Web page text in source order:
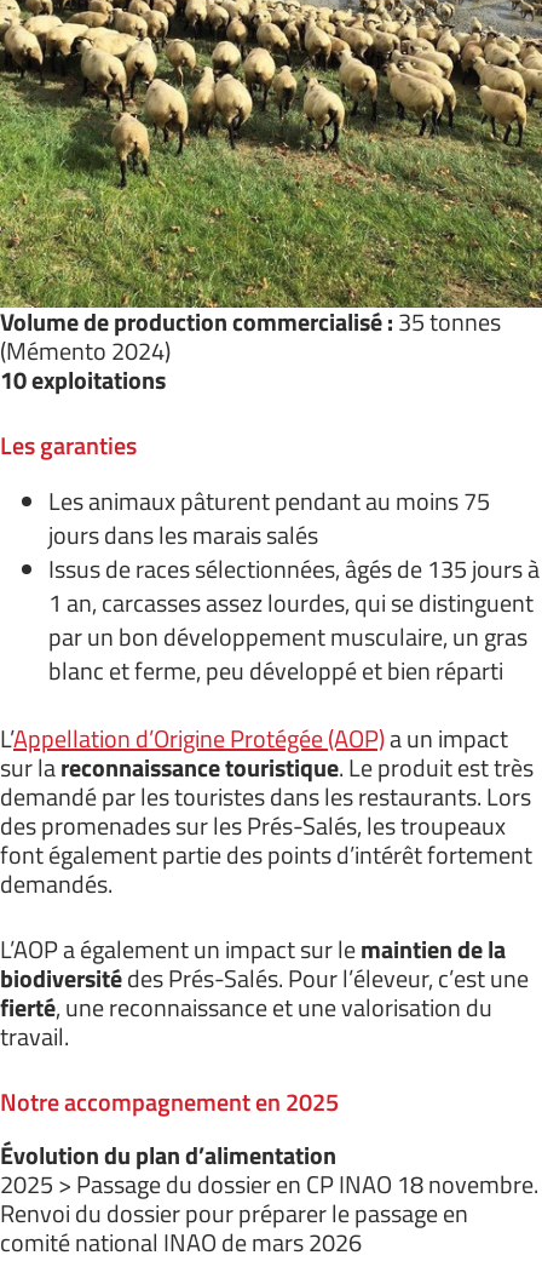
Volume de production commercialisé :35 tonnes
(Mémento 2024)
10 exploitations
Les garanties
Les animaux pâturent pendant au moins 75
jours dans les marais salés
Issus de races sélectionnées, âgés de 135 jours à
1 an, carcasses assez lourdes, qui se distinguent
par un bon développement musculaire, un gras
blanc et ferme, peu développé et bien réparti
L’Appellation d’Origine Protégée (AOP)a un impact
sur lareconnaissance touristique. Le produit est très
demandé par les touristes dans les restaurants. Lors
des promenades sur les Prés-Salés, les troupeaux
font également partie des points d’intérêt fortement
demandés.
L’AOP a également un impact sur lemaintien de la
biodiversitédes Prés-Salés. Pour l’éleveur, c’est une
fierté, une reconnaissance et une valorisation du
travail.
Notre accompagnement en 2025
Évolution du plan d’alimentation
2025 > Passage du dossier en CP INAO 18 novembre.
Renvoi du dossier pour préparer le passage en
comité national INAO de mars 2026